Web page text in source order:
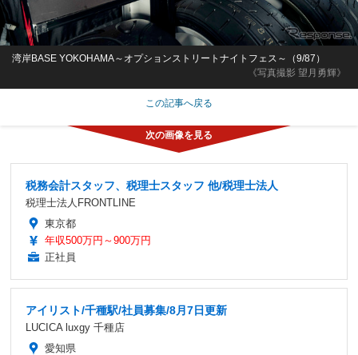
《写真撮影 望月勇輝》
湾岸BASE YOKOHAMA～オプションストリートナイトフェス～（9/87）
この記事へ戻る
税務会計スタッフ、税理士スタッフ 他/税理士法人
税理士法人FRONTLINE
東京都
年収500万円～900万円
正社員
アイリスト/千種駅/社員募集/8月7日更新
LUCICA luxgy 千種店
愛知県